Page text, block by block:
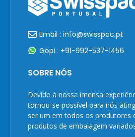
Email : info@swisspac.pt
Gopi : +91-992-537-1456
SOBRE NÓS
Devido à nossa imensa
tornou-se possível para nós
ser um em todos os produtores
produtos de embalagem